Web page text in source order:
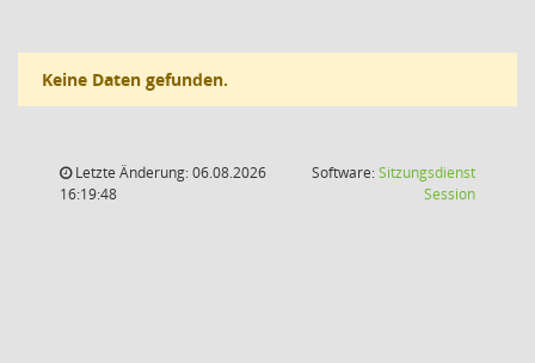
Keine Daten gefunden.
Letzte Änderung: 06.08.2026
16:19:48
Software:Sitzungsdienst
Session(Wird in